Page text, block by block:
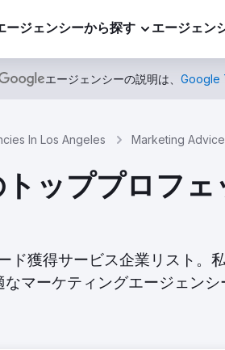
ージェンシーから探す エージェン
エージェンシーの説明は、 Google
In Los Angeles Marketing
ッププロフ
ド獲得サービス企業リスト。
マーケティングエージェンシ